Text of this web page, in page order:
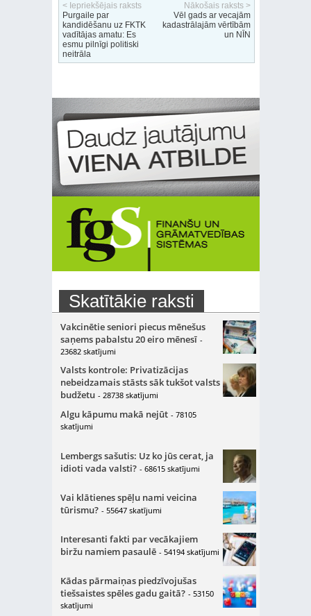
< Iepriekšējais raksts
Purgaile par
kandidēšanu uz FKTK
vadītājas amatu: Es
esmu pilnīgi politiski
neitrāla
Nākošais raksts >
Vēl gads ar vecajām
kadastrālajām vērtībām
un NĪN
Skatītākie raksti
Vakcinētie seniori piecus mēnešus
saņems pabalstu 20 eiro mēnesī -
23682 skatījumi
Valsts kontrole: Privatizācijas
nebeidzamais stāsts sāk tukšot valsts
budžetu - 28738 skatījumi
Algu kāpumu makā nejūt - 78105
skatījumi
Lembergs sašutis: Uz ko jūs cerat, ja
idioti vada valsti? - 68615 skatījumi
Vai klātienes spēļu nami veicina
tūrismu? - 55647 skatījumi
Interesanti fakti par vecākajiem
biržu namiem pasaulē - 54194 skatījumi
Kādas pārmaiņas piedzīvojušas
tiešsaistes spēles gadu gaitā? - 53150
skatījumi